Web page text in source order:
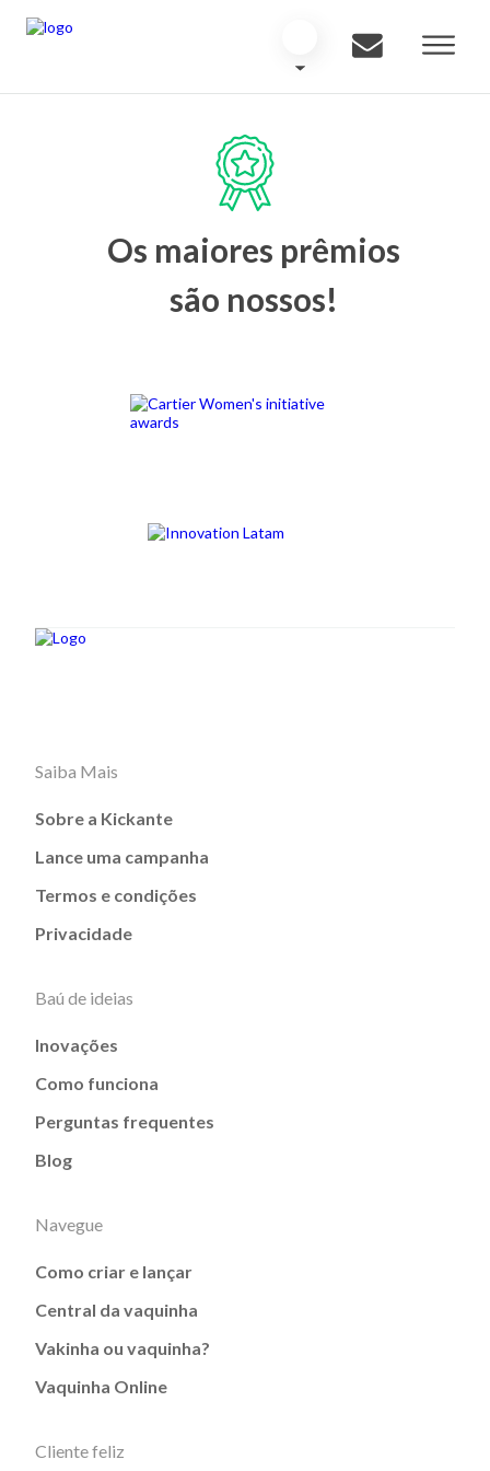
Os maiores prêmios
são nossos!
Saiba Mais
Sobre a Kickante
Lance uma campanha
Termos e condições
Privacidade
Baú de ideias
Inovações
Como funciona
Perguntas frequentes
Blog
Navegue
Como criar e lançar
Central da vaquinha
Vakinha ou vaquinha?
Vaquinha Online
Cliente feliz